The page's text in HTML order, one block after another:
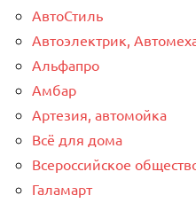
АвтоСтиль
Автоэлектрик,
Альфапро
Амбар
Артезия, автомойка
Всё для дома
Всероссийское
Галамарт